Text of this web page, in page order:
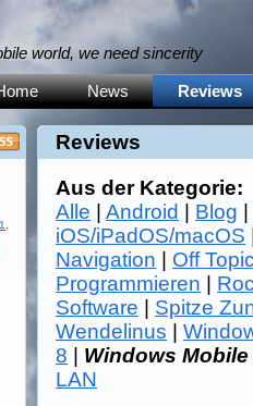
world, we need sincerity
News Reviews
Reviews
Aus der Kategorie:
Alle |Android Blog
iOS/iPadOS/macOS
Navigation
Off
Programmieren
Software
Spitze
Wendelinus |
8
Windows Mobile
LAN